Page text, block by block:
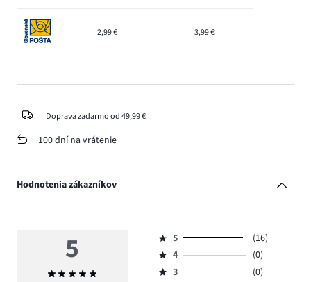
2,99 € 3,99 €
Doprava zadarmo od 49,99 €
100 dní na vrátenie
Hodnotenia zákazníkov
5
Priemerné
Hodnotenie
5,
počet
5
(16)
Hodnotenie
4,
4
(0)
Hodnotenie
3
(0)